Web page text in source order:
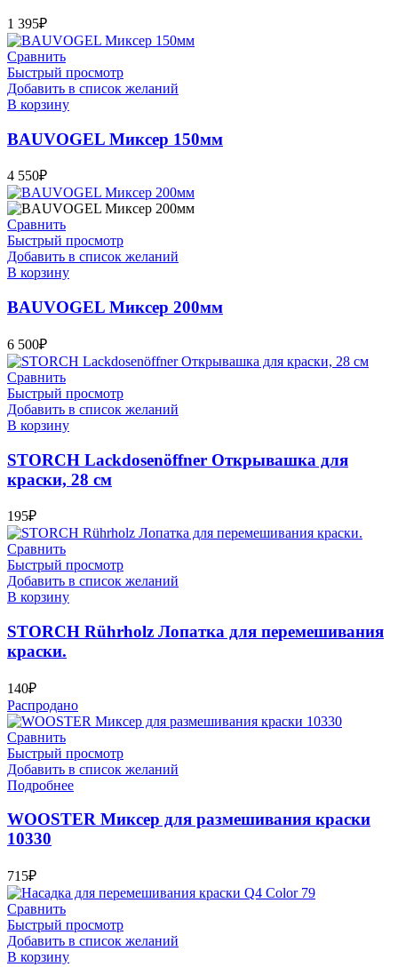
1 395₽
Сравнить
Быстрый просмотр
Добавить в список желаний
В корзину
BAUVOGEL Миксер 150мм
4 550₽
Сравнить
Быстрый просмотр
Добавить в список желаний
В корзину
BAUVOGEL Миксер 200мм
6 500₽
Сравнить
Быстрый просмотр
Добавить в список желаний
В корзину
STORCH Lackdosenöffner Открывашка для
краски, 28 см
195₽
Сравнить
Быстрый просмотр
Добавить в список желаний
В корзину
STORCH Rührholz Лопатка для перемешивания
краски.
140₽
Распродано
Сравнить
Быстрый просмотр
Добавить в список желаний
Подробнее
WOOSTER Миксер для размешивания краски
10330
715₽
Сравнить
Быстрый просмотр
Добавить в список желаний
В корзину